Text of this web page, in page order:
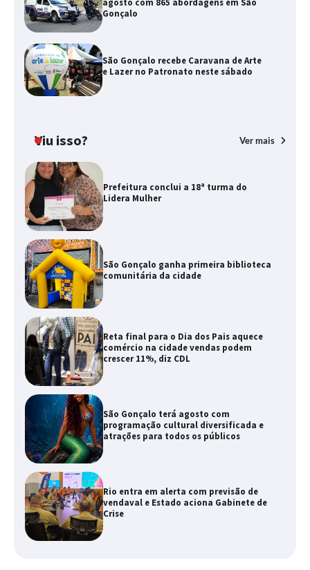
agosto com 865 abordagens em São
Gonçalo
São Gonçalo recebe Caravana de Arte
e Lazer no Patronato neste sábado
Viu isso? Ver mais
Prefeitura conclui a 18ª turma do
Lidera Mulher
São Gonçalo ganha primeira biblioteca
comunitária da cidade
Reta final para o Dia dos Pais aquece
comércio na cidade vendas podem
crescer 11%, diz CDL
São Gonçalo terá agosto com
programação cultural diversificada e
atrações para todos os públicos
Rio entra em alerta com previsão de
vendaval e Estado aciona Gabinete de
Crise